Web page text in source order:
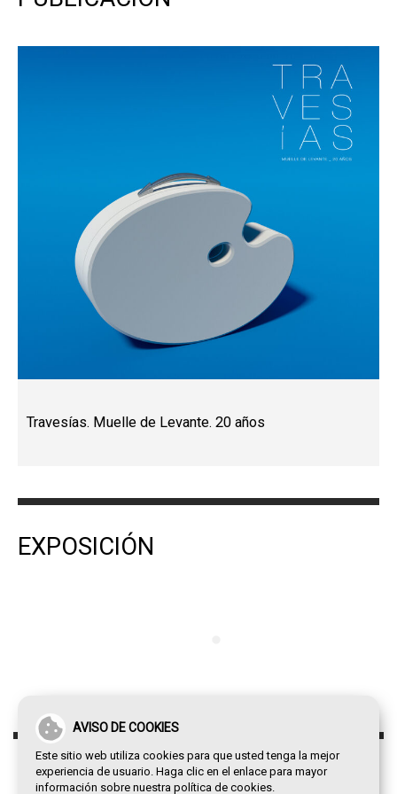
AVISO DE COOKIES
Este sitio web utiliza cookies para que usted tenga la mejor
experiencia de usuario. Haga clic en el enlace para mayor
información sobre nuestra política de cookies.
Travesías. Muelle de Levante. 20 años
EXPOSICIÓN